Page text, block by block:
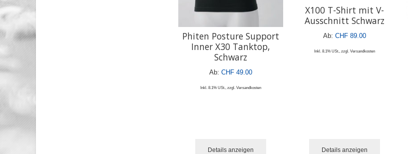
Phiten Posture Support
Inner X30 Tanktop,
Schwarz
Ab: CHF 49.00
Inkl. 8.1% USt., zzgl. Versandkosten
Details anzeigen
X100 T-Shirt mit V-
Ausschnitt Schwarz
Ab: CHF 89.00
Inkl. 8.1% USt., zzgl. Versandkosten
Details anzeigen